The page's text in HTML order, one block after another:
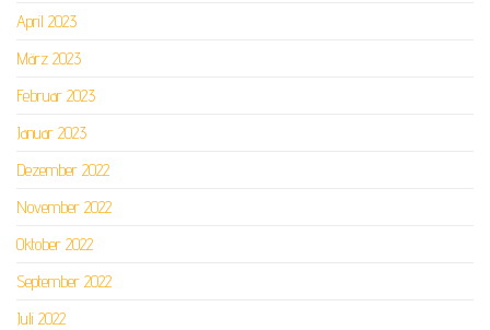
April 2023
März 2023
Februar 2023
Januar 2023
Dezember 2022
November 2022
Oktober 2022
September 2022
Juli 2022